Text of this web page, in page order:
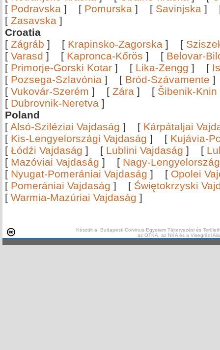
[ Podravska ] [ Pomurska ] [ Savinjska ]
[ Zasavska ]
Croatia
[ Zágráb ] [ Krapinsko-Zagorska ] [
[ Varasd ] [ Kapronca-Kőrös ] [ Belovar-
[ Primorje-Gorski Kotar ] [ Lika-Zengg ] [
[ Pozsega-Szlavónia ] [ Bród-Szávamente
[ Vukovár-Szerém ] [ Zára ] [ Šibenik-Knin
[ Dubrovnik-Neretva ]
Poland
[ Alsó-Sziléziai Vajdaság ] [ Kárpátaljai
[ Kis-Lengyelországi Vajdaság ] [ Kujávia-
[ Łódźi Vajdaság ] [ Lublini Vajdaság ] [
[ Mazóviai Vajdaság ] [ Nagy-
[ Nyugat-Pomerániai Vajdaság ] [ Opolei
[ Pomerániai Vajdaság ] [ Świętokrzyski
[ Warmia-Mazúriai Vajdaság ]
Készült a Budapesti Corvinus Egyetem Tájtervezési és
az OTKA, az NKA és a Visegrádi